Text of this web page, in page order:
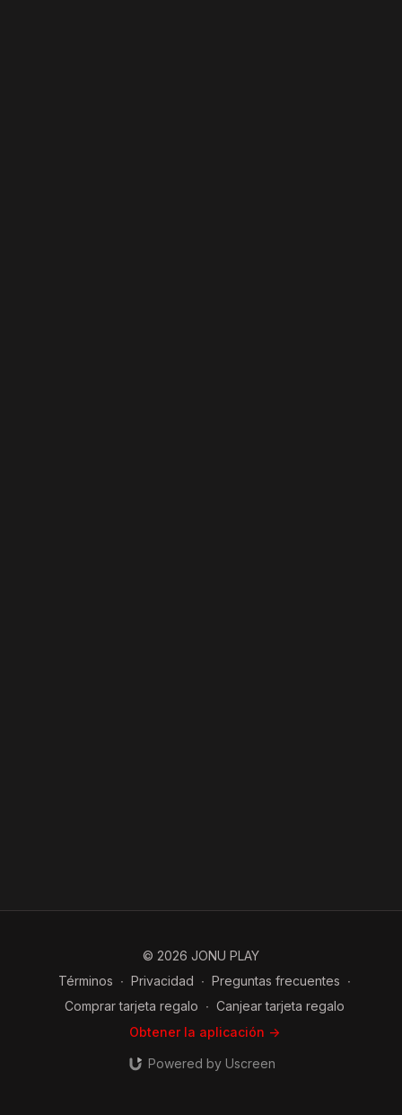
© 2026 JONU PLAY
Términos ∙ Privacidad ∙ Preguntas frecuentes ∙
Comprar tarjeta regalo ∙ Canjear tarjeta regalo
Obtener la aplicación ->
Powered by Uscreen